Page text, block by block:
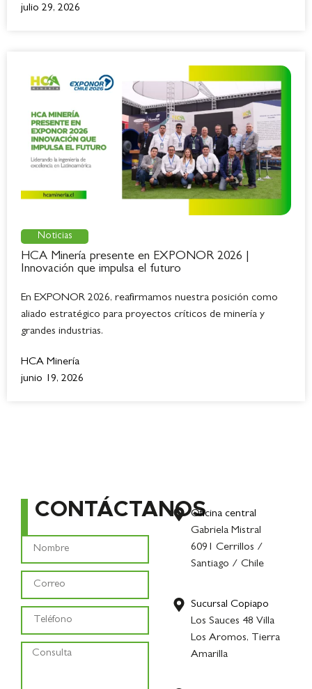
julio 29, 2026
Noticias
HCA Minería presente en EXPONOR 2026 |
Innovación que impulsa el futuro
En EXPONOR 2026, reafirmamos nuestra posición como
aliado estratégico para proyectos críticos de minería y
grandes industrias.
HCA Minería
junio 19, 2026
CONTÁCTANOSOficina central
Gabriela Mistral
6091 Cerrillos /
Santiago / Chile
Sucursal Copiapo
Los Sauces 48 Villa
Los Aromos, Tierra
Amarilla